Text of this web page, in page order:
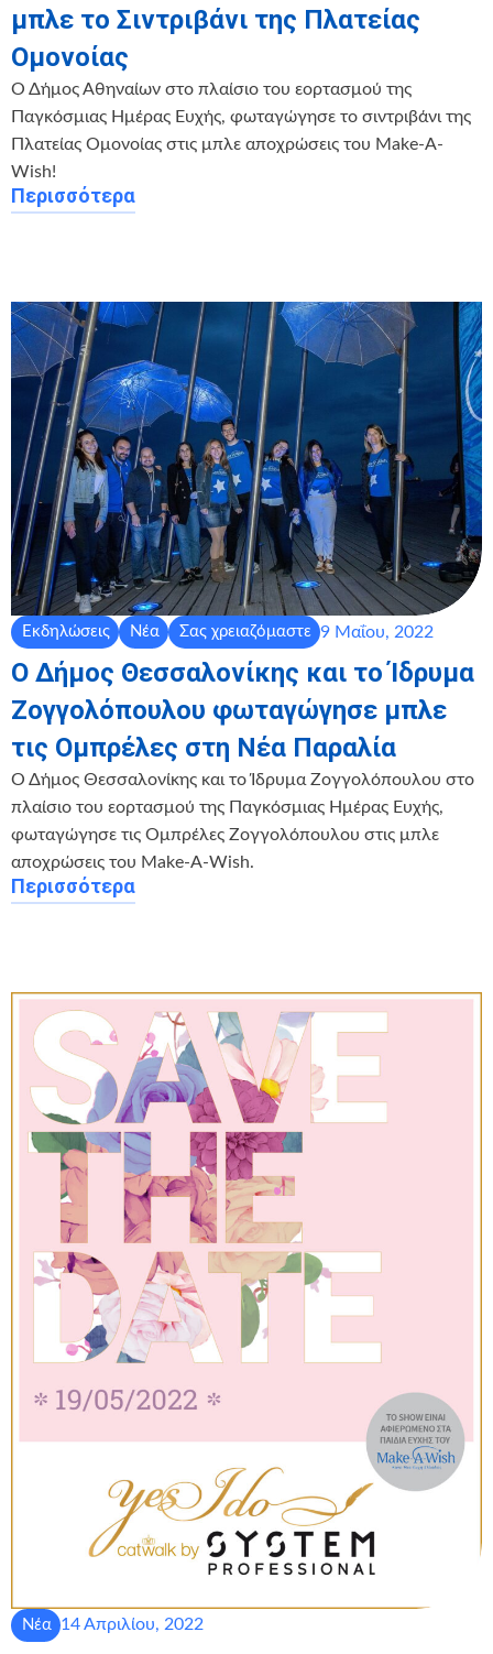
μπλε το Σιντριβάνι της Πλατείας
Ομονοίας
Ο Δήμος Αθηναίων στο πλαίσιο του εορτασμού της
Παγκόσμιας Ημέρας Ευχής, φωταγώγησε το σιντριβάνι της
Πλατείας Ομονοίας στις μπλε αποχρώσεις του Make-A-
Wish!
Περισσότερα
Εκδηλώσεις Νέα Σας χρειαζόμαστε 9 Μαΐου, 2022
Ο Δήμος Θεσσαλονίκης και το Ίδρυμα
Ζογγολόπουλου φωταγώγησε μπλε
τις Ομπρέλες στη Νέα Παραλία
Ο Δήμος Θεσσαλονίκης και το Ίδρυμα Ζογγολόπουλου στο
πλαίσιο του εορτασμού της Παγκόσμιας Ημέρας Ευχής,
φωταγώγησε τις Ομπρέλες Ζογγολόπουλου στις μπλε
αποχρώσεις του Make-A-Wish.
Περισσότερα
Νέα 14 Απριλίου, 2022